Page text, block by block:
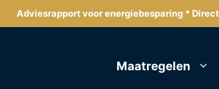
Adviesrapport voor energiebesparing *
Maatregelen